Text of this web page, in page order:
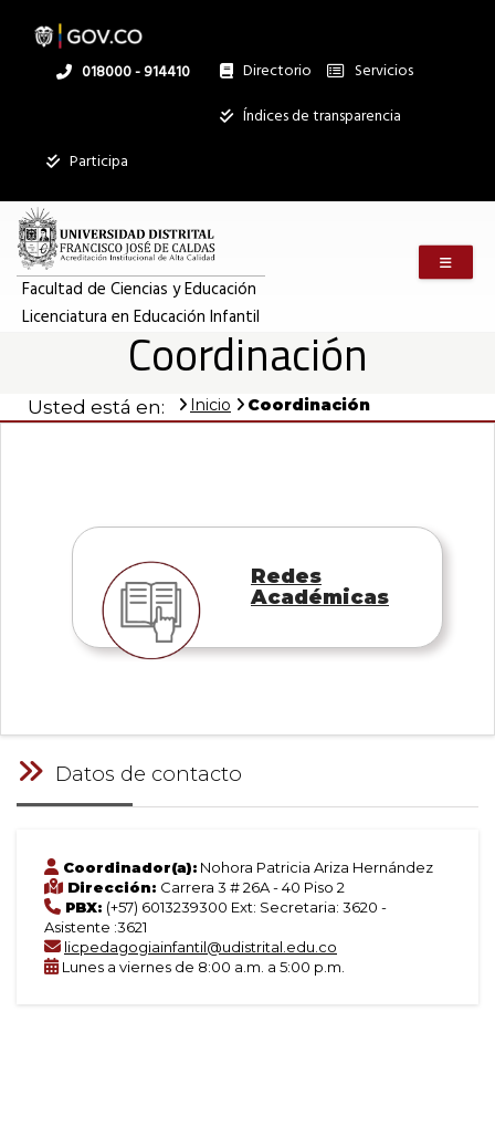
contenido
Linea
018000 - 914410 Directorio
Institucional
Servicios
Índices de transparencia
Participa
Facultad de Ciencias y Educación
Licenciatura en Educación Infantil
Coordinación
Usted está en: Inicio Coordinación
Redes
Académicas
Datos de contacto
Coordinador(a): Nohora Patricia Ariza Hernández
Dirección: Carrera 3 # 26A - 40 Piso 2
PBX: (+57) 6013239300 Ext: Secretaria: 3620 -
Asistente :3621
licpedagogiainfantil@udistrital.edu.co
Lunes a viernes de 8:00 a.m. a 5:00 p.m.